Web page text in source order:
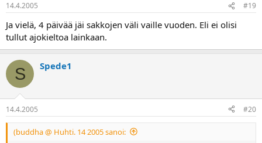
14.4.2005 #19
Ja vielä, 4 päivää jäi sakkojen väli vaille vuoden. Eli ei olisi
tullut ajokieltoa lainkaan.
S Spede1
14.4.2005 #20
(buddha @ Huhti. 14 2005 sanoi: